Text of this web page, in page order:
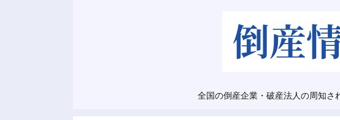
全国の倒産企業・破産法人の周知さ